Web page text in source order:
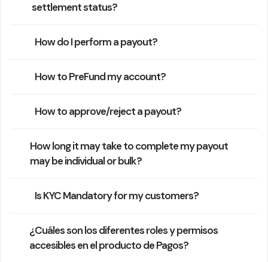
settlement status?
How do I perform a payout?
How to PreFund my account?
How to approve/reject a payout?
How long it may take to complete my payout
may be individual or bulk?
Is KYC Mandatory for my customers?
¿Cuáles son los diferentes roles y permisos
accesibles en el producto de Pagos?